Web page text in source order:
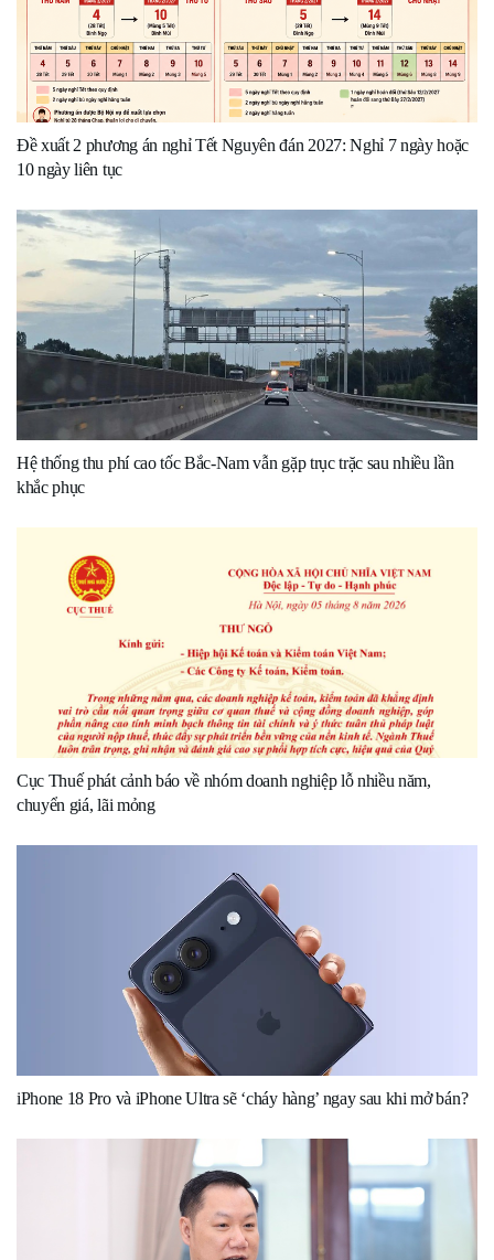
Đề xuất 2 phương án nghỉ Tết Nguyên đán 2027: Nghỉ 7 ngày hoặc
10 ngày liên tục
Hệ thống thu phí cao tốc Bắc-Nam vẫn gặp trục trặc sau nhiều lần
khắc phục
Cục Thuế phát cảnh báo về nhóm doanh nghiệp lỗ nhiều năm,
chuyển giá, lãi mỏng
iPhone 18 Pro và iPhone Ultra sẽ ‘cháy hàng’ ngay sau khi mở bán?